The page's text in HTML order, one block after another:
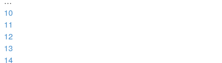
10
11
12
13
14